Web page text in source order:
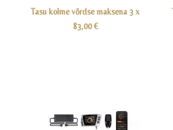
Tasu kolme võrdse maksena 3 x
83,00€